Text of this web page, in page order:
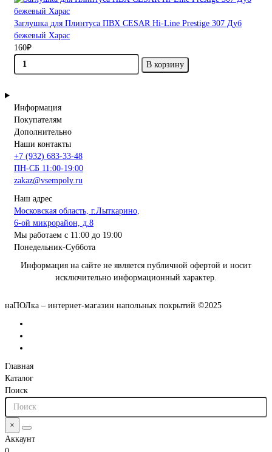
Заглушка для Плинтуса ПВХ CESAR Hi-Line Prestige 307 Дуб
бежевый Харас
160₽
В корзину
Информация
Покупателям
Дополнительно
Наши контакты
+7 (932) 683-33-48
ПН-СБ 11:00-19:00
zakaz@vsempoly.ru
Наш адрес
Московская область, г.Лыткарино,
6-ой микрорайон, д.8
Мы работаем с 11:00 до 19:00
Понедельник-Суббота
Информация на сайте не является публичной офертой и носит
исключительно информационный характер.
наПОЛка – интернет-магазин напольных покрытий ©2025
Главная
Каталог
Поиск
×
Аккаунт